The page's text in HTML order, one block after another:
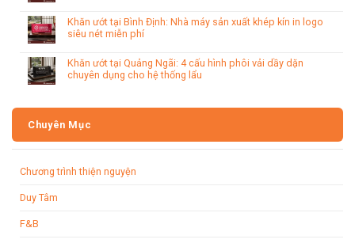
Khăn ướt tại Bình Định: Nhà máy sản xuất khép kín in logo
siêu nét miễn phí
Khăn ướt tại Quảng Ngãi: 4 cấu hình phôi vải dầy dặn
chuyên dụng cho hệ thống lẩu
Chuyên Mục
Chương trình thiện nguyện
Duy Tâm
F&B